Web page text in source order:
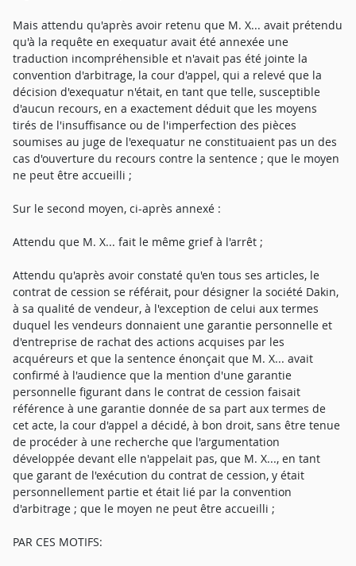
Mais attendu qu'après avoir retenu que M. X... avait prétendu
qu'à la requête en exequatur avait été annexée une
traduction incompréhensible et n'avait pas été jointe la
convention d'arbitrage, la cour d'appel, qui a relevé que la
décision d'exequatur n'était, en tant que telle, susceptible
d'aucun recours, en a exactement déduit que les moyens
tirés de l'insuffisance ou de l'imperfection des pièces
soumises au juge de l'exequatur ne constituaient pas un des
cas d'ouverture du recours contre la sentence ; que le moyen
ne peut être accueilli ;
Sur le second moyen, ci-après annexé :
Attendu que M. X... fait le même grief à l'arrêt ;
Attendu qu'après avoir constaté qu'en tous ses articles, le
contrat de cession se référait, pour désigner la société Dakin,
à sa qualité de vendeur, à l'exception de celui aux termes
duquel les vendeurs donnaient une garantie personnelle et
d'entreprise de rachat des actions acquises par les
acquéreurs et que la sentence énonçait que M. X... avait
confirmé à l'audience que la mention d'une garantie
personnelle figurant dans le contrat de cession faisait
référence à une garantie donnée de sa part aux termes de
cet acte, la cour d'appel a décidé, à bon droit, sans être tenue
de procéder à une recherche que l'argumentation
développée devant elle n'appelait pas, que M. X..., en tant
que garant de l'exécution du contrat de cession, y était
personnellement partie et était lié par la convention
d'arbitrage ; que le moyen ne peut être accueilli ;
PAR CES MOTIFS: